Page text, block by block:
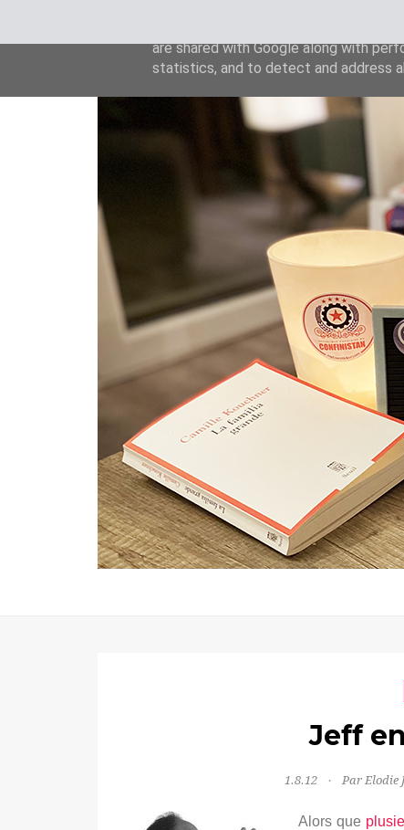
Jeff
1.8.12 Par Elodie
Alors que
are shared with Google along with
statistics, and to detect and address